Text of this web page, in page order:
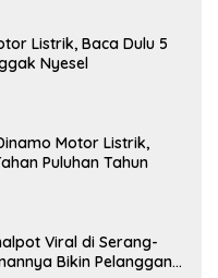
Listrik, Baca Dulu 5
Nyesel
Motor Listrik,
Puluhan Tahun
Viral di Serang-
Bikin Pelanggan